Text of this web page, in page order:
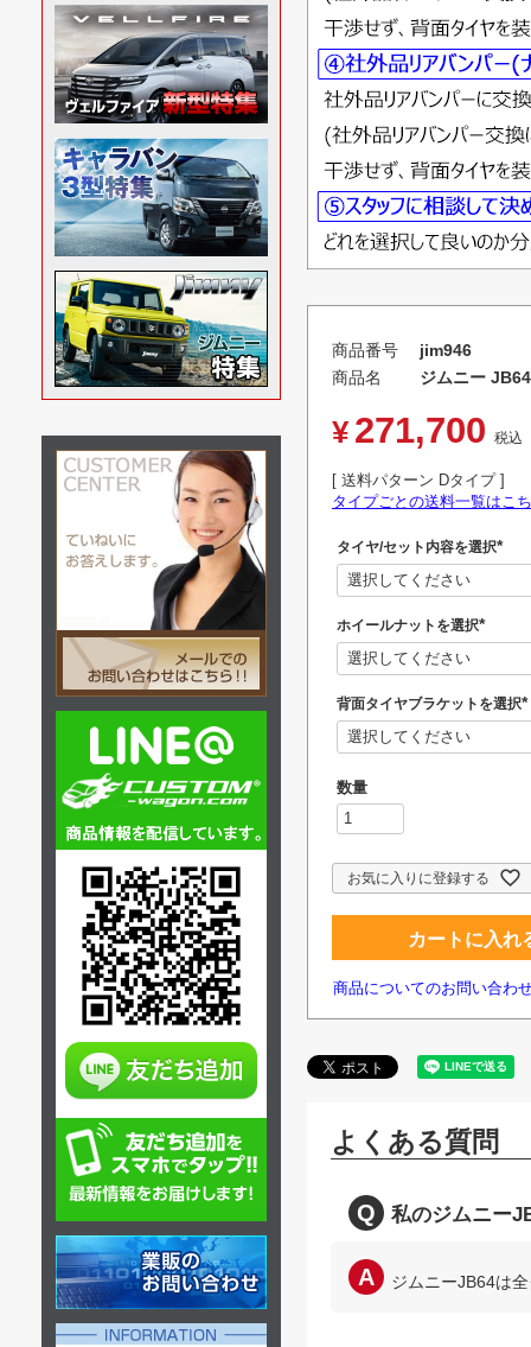
商品番号
jim946
商品名
ジムニー
¥ 271,700 税込
送料パターン Dタイプ
タイプごとの送料一覧はこ
タイヤ/セット内容を選択
(
ホイールナットを選択
(
背面タイヤブラケットを選択
(
お気に入りに登録する
カートに入れ
商品についてのお問い合わ
よくある質問
私のジムニー
ジムニーJB64は